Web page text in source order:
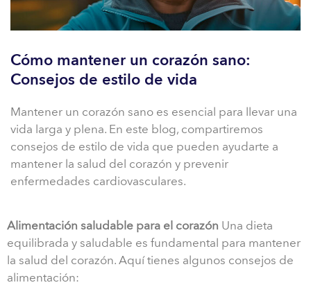
Cómo mantener un corazón sano:
Consejos de estilo de vida
Mantener un corazón sano es esencial para llevar una
vida larga y plena. En este blog, compartiremos
consejos de estilo de vida que pueden ayudarte a
mantener la salud del corazón y prevenir
enfermedades cardiovasculares.
Alimentación saludable para el corazón Una dieta
equilibrada y saludable es fundamental para mantener
la salud del corazón. Aquí tienes algunos consejos de
alimentación: